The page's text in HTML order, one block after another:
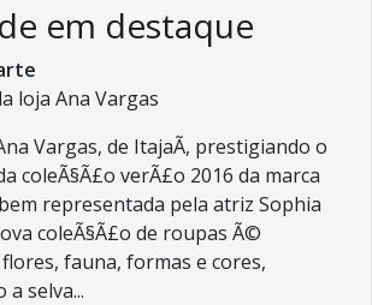
em destaque
loja Ana Vargas
Vargas, de ItajaÃ­, prestigiando o
coleÃ§Ã£o verÃ£o 2016 da marca
representada pela atriz Sophia
coleÃ§Ã£o de roupas Ã©
fauna, formas e cores,
selva...